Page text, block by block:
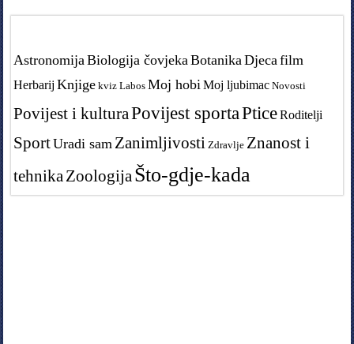
Astronomija Biologija čovjeka Botanika Djeca film
Herbarij Knjige kviz Labos Moj hobi Moj ljubimac Novosti
Povijest i kulturaPovijest sportaPtice Roditelji
SportUradi sam Zanimljivosti Zdravlje Znanost i
tehnika Zoologija Što-gdje-kada